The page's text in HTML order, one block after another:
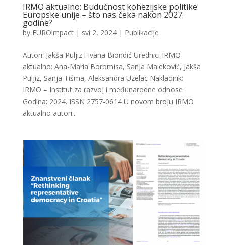
IRMO aktualno: Budućnost kohezijske politike
Europske unije – što nas čeka nakon 2027.
godine?
by EUROimpact| svi 2, 2024| Publikacije
Autori: Jakša Puljiz i Ivana Biondić Urednici IRMO
aktualno: Ana-Maria Boromisa, Sanja Maleković, Jakša
Puljiz, Sanja Tišma, Aleksandra Uzelac Nakladnik:
IRMO – Institut za razvoj i međunarodne odnose
Godina: 2024. ISSN 2757-0614 U novom broju IRMO
aktualno autori...